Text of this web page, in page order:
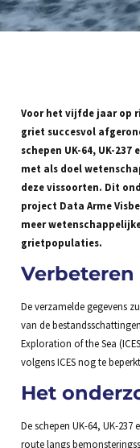
Voor het vijfde jaar op
griet succesvol
schepen UK-64, UK-
met als doel
deze vissoorten. Dit
project Data Arme
meer
grietpopulaties.
De verzamelde gegevens
van de
Exploration of the Sea
volgens ICES nog te
Het
De schepen UK-64, UK-
route langs